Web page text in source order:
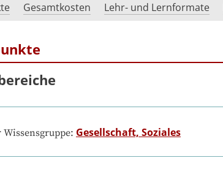
Gesamtkosten Lehr- und Lernformate
Gesellschaft, Soziales